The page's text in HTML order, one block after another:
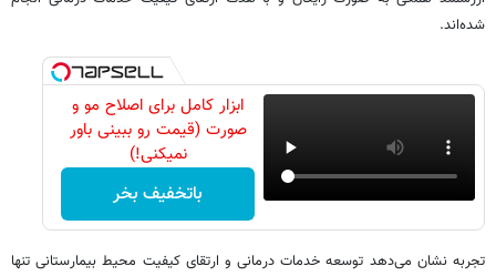
شده‌اند.
ابزار کامل برای اصلاح مو و
صورت (قیمت رو ببینی باور
نمیکنی!)
باتخفیف بخر
تجربه نشان می‌دهد توسعه خدمات درمانی و ارتقای کیفیت محیط بیمارستانی تنها